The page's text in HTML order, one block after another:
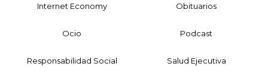
Internet Economy Obituarios
Ocio Podcast
Responsabilidad Social Salud Ejecutiva